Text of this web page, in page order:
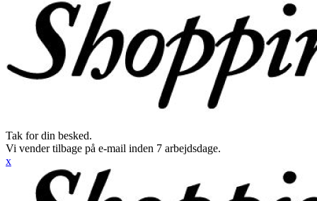
Tak for din besked.
Vi vender tilbage på e-mail inden 7 arbejdsdage.
x